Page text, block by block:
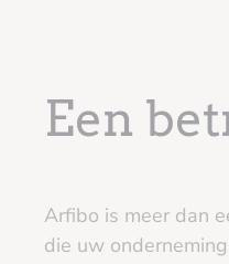
Een
Arfibo is meer dan
die uw